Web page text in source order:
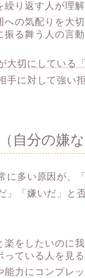
繰り返す人が理
への気配りを大
振る舞う人の言
大切にしている
手に対して強い
自分の嫌
に多い原因が、
」「嫌いだ」と
楽をしたいのに
っている人を見
能力にコンプレ